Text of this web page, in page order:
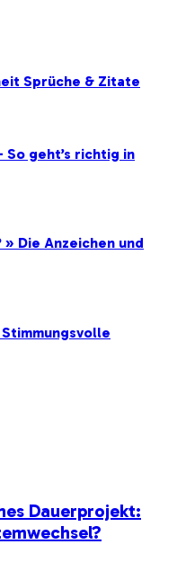
Sprüche & Zitate
So geht’s richtig in
Die Anzeichen und
Dauerprojekt: